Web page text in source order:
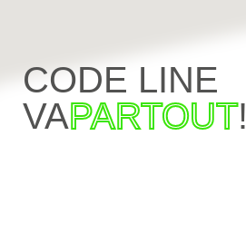
CODE LINE
VAPARTOUT!